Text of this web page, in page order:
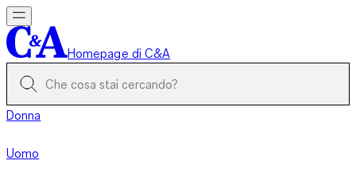
Homepage di C&A
Donna
Uomo